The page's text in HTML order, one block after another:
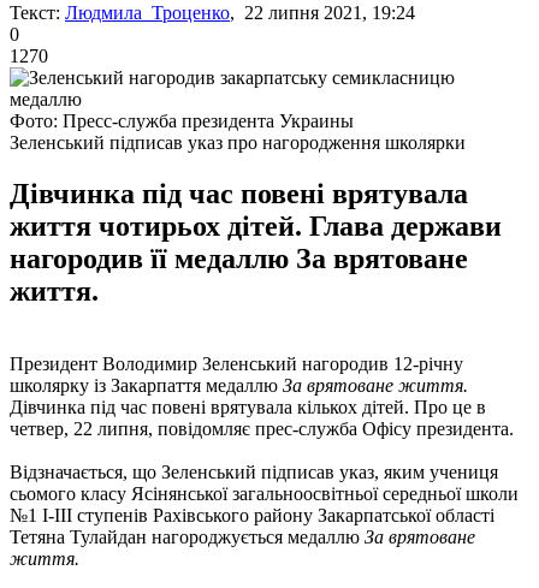
Текст: Людмила Троценко, 22 липня 2021, 19:24
0
1270
Фото: Пресс-служба президента Украины
Зеленський підписав указ про нагородження школярки
Дівчинка під час повені врятувала
життя чотирьох дітей. Глава держави
нагородив її медаллю За врятоване
життя.
Президент Володимир Зеленський нагородив 12-річну
школярку із Закарпаття медаллю За врятоване життя.
Дівчинка під час повені врятувала кількох дітей. Про це в
четвер, 22 липня, повідомляє прес-служба Офісу президента.
Відзначається, що Зеленський підписав указ, яким учениця
сьомого класу Ясінянської загальноосвітньої середньої школи
№1 I-III ступенів Рахівського району Закарпатської області
Тетяна Тулайдан нагороджується медаллю За врятоване
життя.